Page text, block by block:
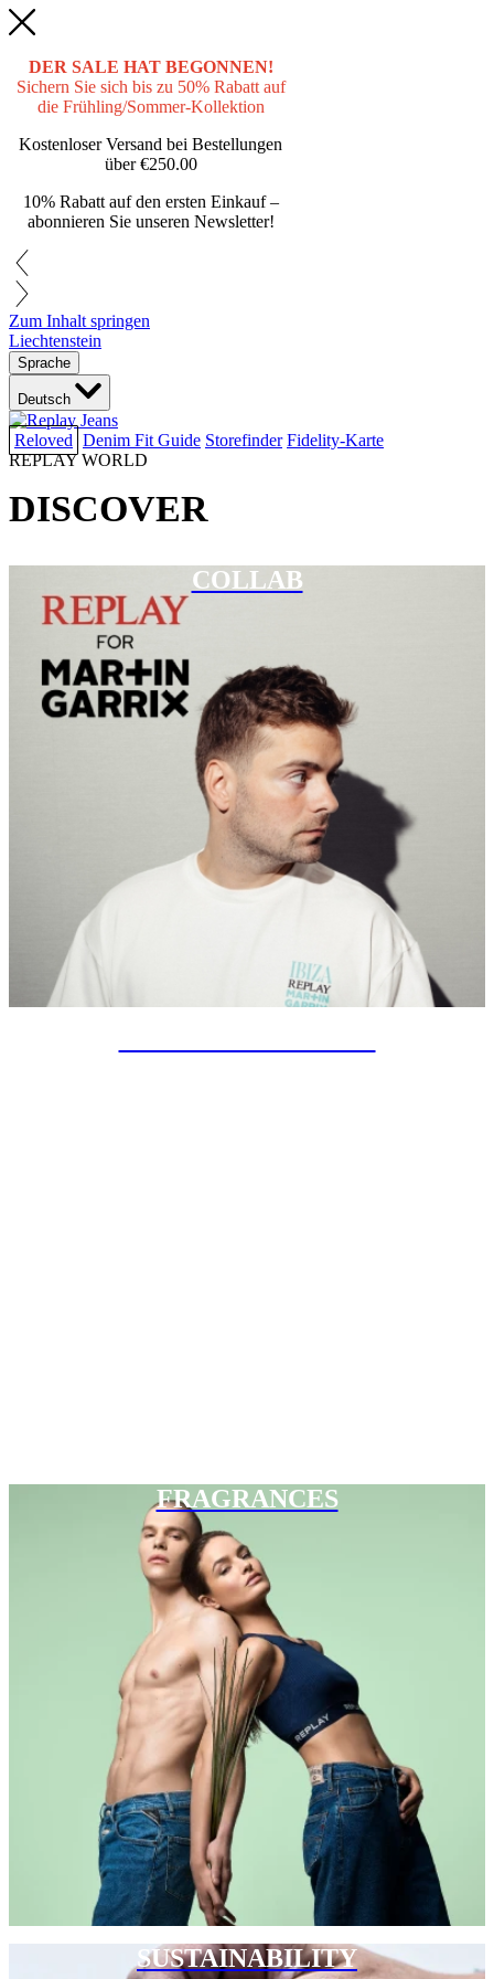
DER SALE HAT BEGONNEN!
Sichern Sie sich bis zu 50% Rabatt auf
die Frühling/Sommer-Kollektion
Kostenloser Versand bei Bestellungen
über€250.00
10% Rabatt auf den ersten Einkauf –
abonnieren Sie unseren Newsletter!
Zum Inhalt springen
Liechtenstein
Sprache
Deutsch
Reloved Denim Fit Guide Storefinder Fidelity-Karte
REPLAY WORLD
DISCOVER
COLLAB
FRAGRANCES
SUSTAINABILITY